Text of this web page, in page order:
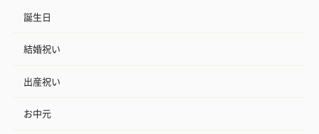
誕生日
結婚祝い
出産祝い
お中元